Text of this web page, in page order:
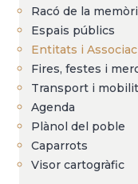
Racó de la
Espais públics
Entitats i
Fires, festes i
Transport i
Agenda
Plànol del poble
Caparrots
Visor cartogràfic